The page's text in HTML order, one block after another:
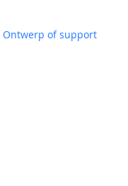
Ontwerp of support